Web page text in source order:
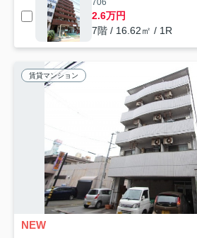
706
2.6万円
7階 / 16.62㎡ / 1R
賃貸マンション
NEW